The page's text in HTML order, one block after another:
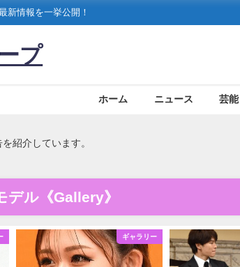
新情報を一挙公開！
プ
ホーム ニュース 芸能
紹介しています。
デル《Gallery》
ギャラリー